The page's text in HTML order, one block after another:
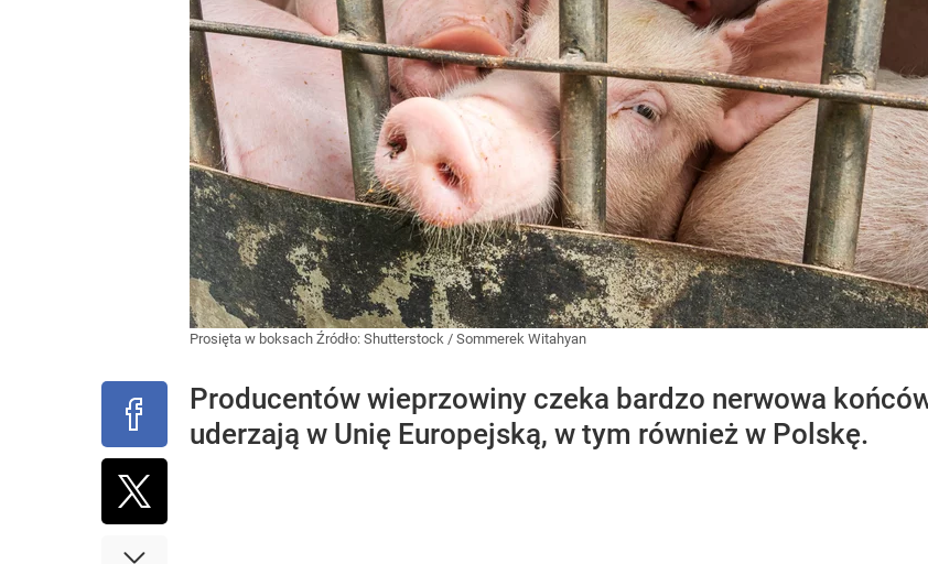
Prosięta w boksach Źródło: Shutterstock / Sommerek Witahyan
Producentów wieprzowiny czeka bardzo nerwowa
uderzają w Unię Europejską, w tym również w Polskę.